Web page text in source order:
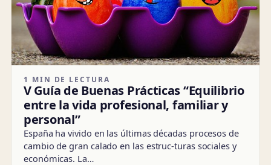
1 MIN DE LECTURA
V Guía de Buenas Prácticas “Equilibrio
entre la vida profesional, familiar y
personal”
España ha vivido en las últimas décadas procesos de
cambio de gran calado en las estruc-turas sociales y
económicas. La…